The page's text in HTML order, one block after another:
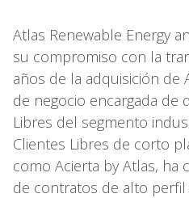
Atlas Renewable Energy
su compromiso con la
años de la adquisición de
de negocio encargada de
Libres del segmento
Clientes Libres de corto
como Acierta by Atlas, ha
de contratos de alto perfil